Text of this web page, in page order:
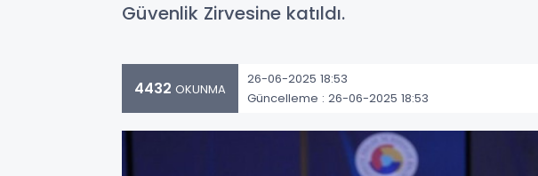
Güvenlik Zirvesine katıldı.
4432 OKUNMA
26-06-2025 18:53
Güncelleme : 26-06-2025 18:53